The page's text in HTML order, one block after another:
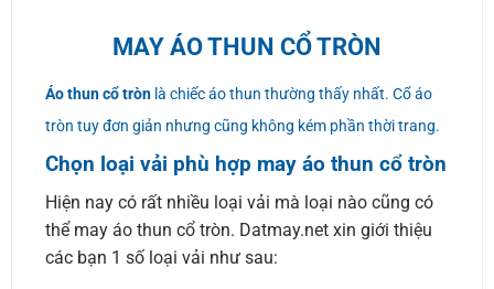
MAY ÁO THUN CỔ TRÒN
Áo thun cổ trònlà chiếc áo thun thường thấy nhất. Cổ áo
tròn tuy đơn giản nhưng cũng không kém phần thời trang.
Chọn loại vải phù hợp may áo thun cổ tròn
Hiện nay có rất nhiều loại vải mà loại nào cũng có
thể may áo thun cổ tròn. Datmay.net xin giới thiệu
các bạn 1 số loại vải như sau: